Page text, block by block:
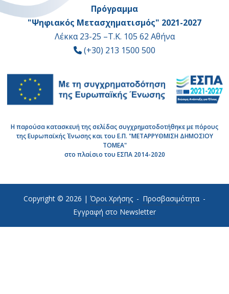
Πρόγραμμα
"Ψηφιακός Μετασχηματισμός" 2021-2027
Λέκκα 23-25 –Τ.Κ. 105 62 Αθήνα
(+30) 213 1500 500
Η παρούσα κατασκευή της σελίδας συγχρηματοδοτήθηκε με πόρους
της Ευρωπαϊκής Ένωσης και του Ε.Π. "ΜΕΤΑΡΡΥΘΜΙΣΗ ΔΗΜΟΣΙΟΥ
ΤΟΜΕΑ"
στο πλαίσιο του ΕΣΠΑ 2014-2020
Copyright © 2026 | Όροι Χρήσης - Προσβασιμότητα -
Εγγραφή στο Newsletter